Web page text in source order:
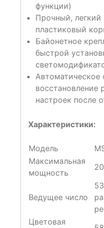
функции)
Прочный,
пластиковый
Байонетное
быстрой
Автоматическое
восстановление
настроек после
Характеристики:
Модель
Максимальная
мощность
Ведущее число
Цветовая